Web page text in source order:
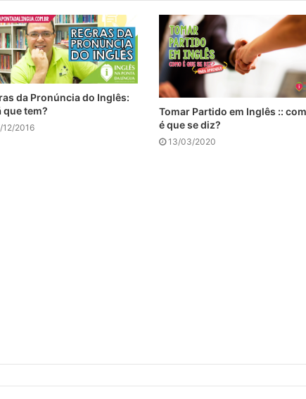
da Pronúncia do Inglês:
que tem?
12/2016
Tomar Partido em Inglês ::
é que se diz?
13/03/2020